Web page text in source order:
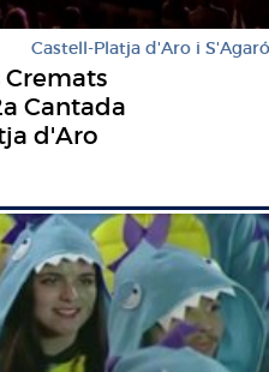
Castell-Platja d'Aro i S'Agaró
Cremats
Cantada
d'Aro